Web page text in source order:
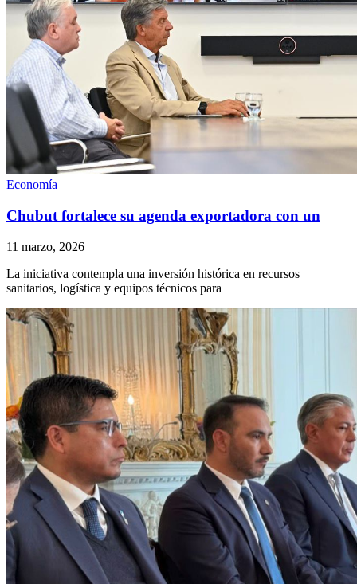
Economía
Chubut fortalece su agenda exportadora con un
11 marzo, 2026
La iniciativa contempla una inversión histórica en recursos
sanitarios, logística y equipos técnicos para